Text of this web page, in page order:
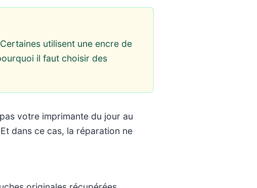
utilisent une encre de
il faut choisir des
votre imprimante du jour au
dans ce cas, la réparation ne